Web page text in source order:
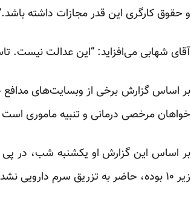
و حقوق کارگری این قدر مجازات داشته
آقای شهابی می‌افزاید: “این عدالت نیست.
بر اساس گزارش برخی از وبسایت‌های مدافع
خواهان مرخصی درمانی و تنبیه ماموری
بر اساس این گزارش او یکشنبه شب، در
زیر ۱۰ بوده، حاضر به تزریق سرم دارویی نشده و در نتیجه بداخل بند بازگردانده شده است.